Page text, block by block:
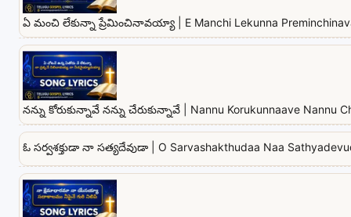
ఏ మంచి లేకున్నా ప్రేమించినావయ్యా | E Manchi Lekunna
నన్ను కోరుకున్నావే నన్ను చేరుకున్నావే | Nannu Korukunnaave Nannu
ఓ సర్వశక్తుడా నా సత్యదేవుడా | O Sarvashakthudaa Naa